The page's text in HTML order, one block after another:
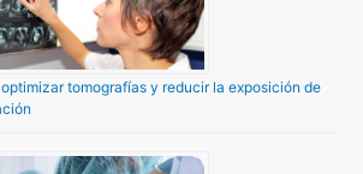
tomografías y reducir la exposición de